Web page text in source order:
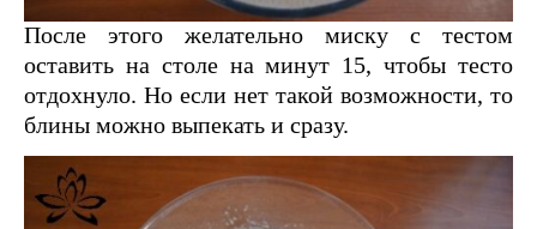
После этого желательно миску с тестом
оставить на столе на минут 15, чтобы тесто
отдохнуло. Но если нет такой возможности, то
блины можно выпекать и сразу.